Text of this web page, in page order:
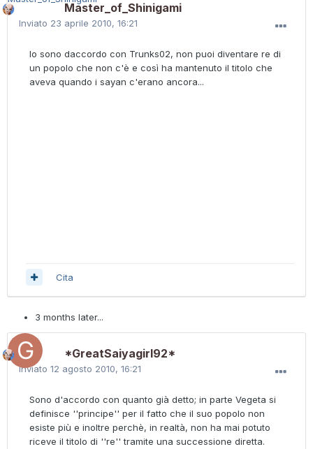
Master_of_Shinigami
Inviato 23 aprile 2010, 16:21
Io sono daccordo con Trunks02, non puoi diventare re di
un popolo che non c'è e così ha mantenuto il titolo che
aveva quando i sayan c'erano ancora...
Cita
3 months later...
*GreatSaiyagirl92*
Inviato 12 agosto 2010, 16:21
Sono d'accordo con quanto già detto; in parte Vegeta si
definisce ''principe'' per il fatto che il suo popolo non
esiste più e inoltre perchè, in realtà, non ha mai potuto
riceve il titolo di ''re'' tramite una successione diretta.